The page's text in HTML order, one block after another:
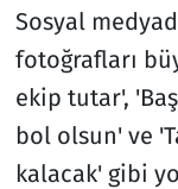
Sosyal
fotoğrafları
ekip tutar',
bol olsun' ve
kalacak' gibi